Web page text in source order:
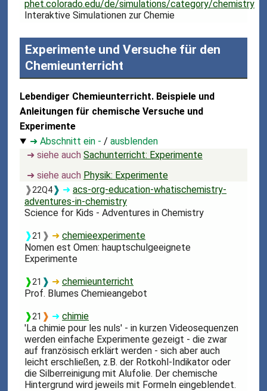
phet.colorado.edu/de/simulations/category/chemistry
Interaktive Simulationen zur Chemie
Experimente und Versuche für den
Chemieunterricht
Lebendiger Chemieunterricht. Beispiele und
Anleitungen für chemische Versuche und
Experimente
➜ Abschnitt ein - /ausblenden
➜ siehe auch Sachunterricht: Experimente
➜ siehe auch Physik: Experimente
❱22Q4❱ ➜acs-org-education-whatischemistry-
adventures-in-chemistry
Science for Kids - Adventures in Chemistry
❱21 ❱ ➜chemieexperimente
Nomen est Omen: hauptschulgeeignete
Experimente
❱21 ❱ ➜chemieunterricht
Prof. Blumes Chemieangebot
❱21 ❱ ➜chimie
'La chimie pour les nuls' - in kurzen Videosequenzen
werden einfache Experimente gezeigt - die zwar
auf französisch erklärt werden - sich aber auch
leicht erschließen, z.B. der Rotkohl-Indikator oder
die Silberreinigung mit Alufolie. Der chemische
Hintergrund wird jeweils mit Formeln eingeblendet.